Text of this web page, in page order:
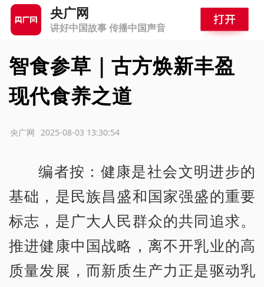
央广网
讲好中国故事 传播中国声音
智食参草｜古方焕新丰盈
现代食养之道
2025-08-03 13:30:54
央广网
编者按：健康是社会文明进步的
基础，是民族昌盛和国家强盛的重要
标志，是广大人民群众的共同追求。
推进健康中国战略，离不开乳业的高
质量发展，而新质生产力正是驱动乳